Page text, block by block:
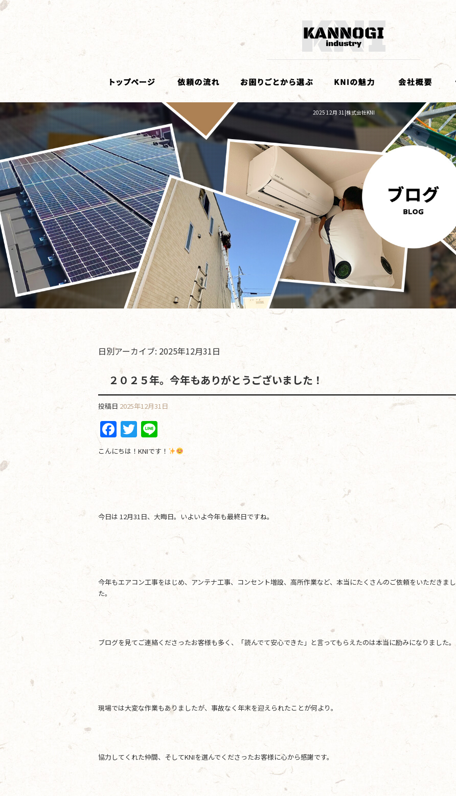
2025 12月 31|株式会社KNI
日別アーカイブ: 2025年12月31日
２０２５年。今年もありがとうございました！
投稿日 2025年12月31日
F
a
c
o
o
T
w
itt
n
e
こんにちは！KNIです！
今日は 12月31日、大晦日。いよいよ今年も最終日ですね。
今年もエアコン工事をはじめ、アンテナ工事、コンセント増設、高所作業など、本当にたくさんのご依頼をいただきまし
た。
ブログを見てご連絡くださったお客様も多く、「読んでて安心できた」と言ってもらえたのは本当に励みになりました。
現場では大変な作業もありましたが、事故なく年末を迎えられたことが何より。
協力してくれた仲間、そしてKNIを選んでくださったお客様に心から感謝です。